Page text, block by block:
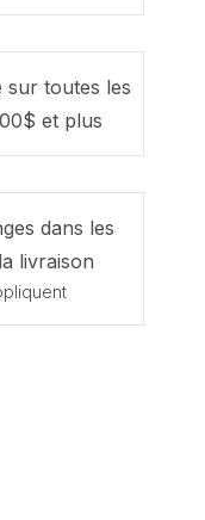
sur toutes les
et plus
dans les
livraison